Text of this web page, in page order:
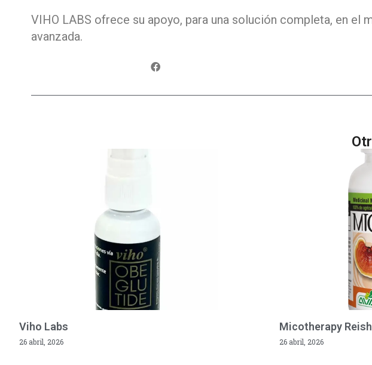
VIHO LABS ofrece su apoyo, para una solución completa, en el
avanzada.
Viho Labs
26 abril, 2026
Micotherapy
26 abril, 2026